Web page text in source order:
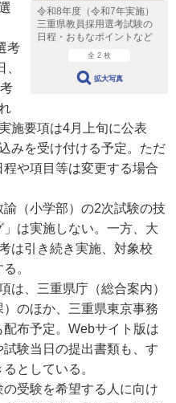
令和8年度（令和7年実施）
三重県教員採用選考試験の
日程・おもなポイントなど
全 2 枚
拡大写真
考
施要項は4月上旬に公表
みを受け付ける予定。ただ
や項目等は変更する場合
（小学部）の2次試験の技
は実施しない。一方、大
は引き続き実施、対象校
。
、三重県庁（総合案内）
のほか、三重県東京事務
布予定。Webサイト版は
験当日の提出書類も、す
としている。
受験を希望する人に向け